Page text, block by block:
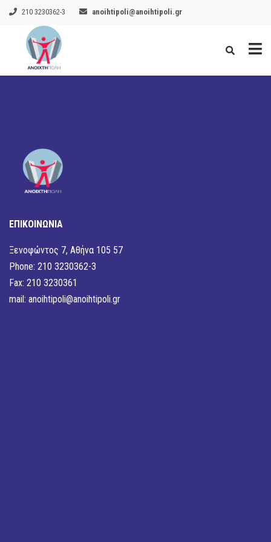
210 3230362-3 anoihtipoli@anoihtipoli.gr
ΕΠΙΚΟΙΝΩΝΙΑ
Ξενοφώντος 7, Αθήνα 105 57
Phone: 210 3230362-3
Fax: 210 3230361
mail: anoihtipoli@anoihtipoli.gr